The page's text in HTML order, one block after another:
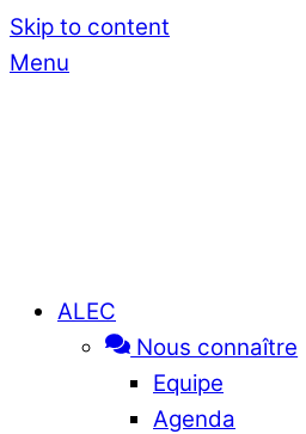
Skip to content
Menu
ALEC
Nous connaître
Equipe
Agenda